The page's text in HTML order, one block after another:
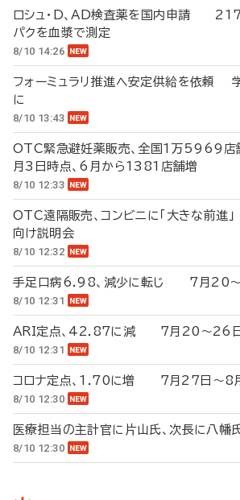
ロシュ・D、AD検査薬を国内申請 217
パクを血漿で測定
8/10 14:26
フォーミュラリ推進へ安定供給を依頼
に
8/10 13:43
OTC緊急避妊薬販売、全国1万5969
月3日時点、6月から1381店舗増
8/10 12:33
OTC遠隔販売、コンビニに「大きな前
向け説明会
8/10 12:32
手足口病6.98、減少に転じ 7月20
8/10 12:31
ARI定点、42.87に減 7月20～26
8/10 12:31
コロナ定点、1.70に増 7月27日～8
8/10 12:30
医療担当の主計官に片山氏、次長に八
8/10 12:30